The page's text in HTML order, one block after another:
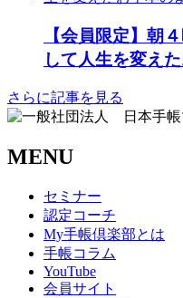
【会員限定】朝
して人生を変え
さらに記事を見る
MENU
セミナー
認定コーチ
My手帳倶楽部とは
手帳コラム
YouTube
会員サイト